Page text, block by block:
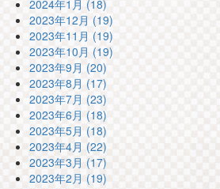
2024年1月 (18)
2023年12月 (19)
2023年11月 (19)
2023年10月 (19)
2023年9月 (20)
2023年8月 (17)
2023年7月 (23)
2023年6月 (18)
2023年5月 (18)
2023年4月 (22)
2023年3月 (17)
2023年2月 (19)